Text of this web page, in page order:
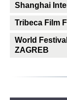
Shanghai
Tribeca Film
World
ZAGREB